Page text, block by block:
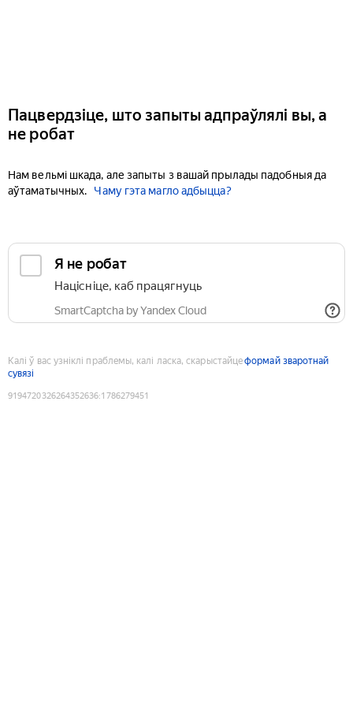
Пацвердзіце, што запыты адпраўлялі вы, а
не робат
Нам вельмі шкада, але запыты з вашай прылады падобныя да
аўтаматычных.
Чаму гэта магло адбыцца?
Я не робат
Націсніце, каб працягнуць
SmartCaptcha by Yandex Cloud
Калі ў вас узніклі праблемы, калі ласка, скарыстайцеформай зваротнай
сувязі
9194720326264352636:1786279451